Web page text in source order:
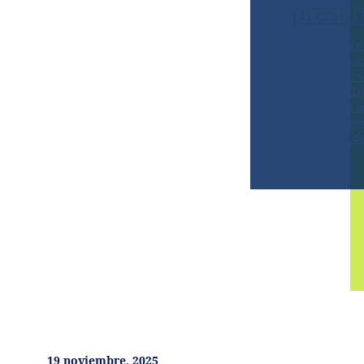
Durante
Ciencias
la
Distrito
mejorar los
en los
educativas
19 noviembre, 2025